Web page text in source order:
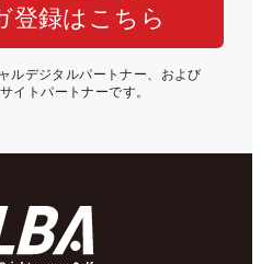
登録はこちら
ルデジタルパートナー、および
イトパートナーです。